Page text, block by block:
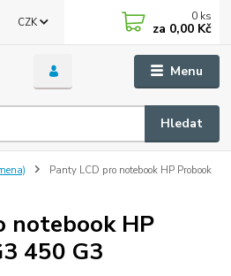
Menu
CZK
Hledat
0 ks
za 0,00 Kč
Panty LCD pro notebook HP Probook
notebook HP
450 G3